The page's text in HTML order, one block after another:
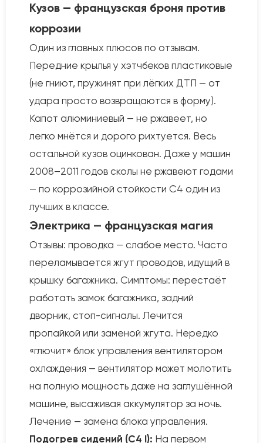
Кузов — французская броня против
коррозии
Один из главных плюсов по отзывам.
Передние крылья у хэтчбеков пластиковые
(не гниют, пружинят при лёгких ДТП — от
удара просто возвращаются в форму).
Капот алюминиевый — не ржавеет, но
легко мнётся и дорого рихтуется. Весь
остальной кузов оцинкован. Даже у машин
2008–2011 годов сколы не ржавеют годами
— по коррозийной стойкости C4 один из
лучших в классе.
Электрика — французская магия
Отзывы: проводка — слабое место. Часто
переламывается жгут проводов, идущий в
крышку багажника. Симптомы: перестаёт
работать замок багажника, задний
дворник, стоп-сигналы. Лечится
пропайкой или заменой жгута. Нередко
«глючит» блок управления вентилятором
охлаждения — вентилятор может молотить
на полную мощность даже на заглушённой
машине, высаживая аккумулятор за ночь.
Лечение — замена блока управления.
Подогрев сидений (C4 I): На первом